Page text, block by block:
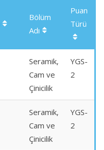
Bölüm
Adı
Puan
Türü
Seramik,
Cam ve
Çinicilik
YGS-
2
Seramik,
Cam ve
Çinicilik
YGS-
2